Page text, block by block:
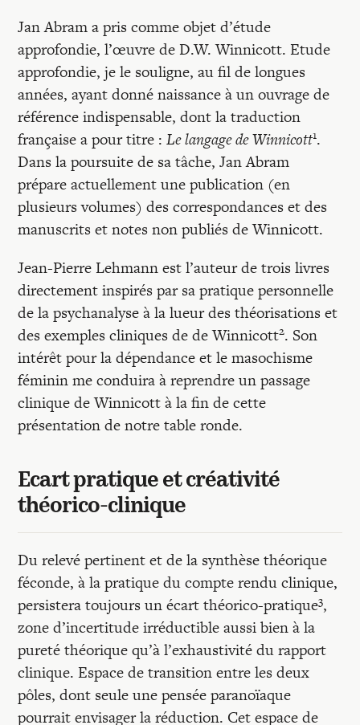
Jan Abram a pris comme objet d’étude
approfondie, l’œuvre de D.W. Winnicott. Etude
approfondie, je le souligne, au fil de longues
années, ayant donné naissance à un ouvrage de
référence indispensable, dont la traduction
française a pour titre :Le langage de Winnicott1.
Dans la poursuite de sa tâche, Jan Abram
prépare actuellement une publication (en
plusieurs volumes) des correspondances et des
manuscrits et notes non publiés de Winnicott.
Jean-Pierre Lehmann est l’auteur de trois livres
directement inspirés par sa pratique personnelle
de la psychanalyse à la lueur des théorisations et
des exemples cliniques de de Winnicott2. Son
intérêt pour la dépendance et le masochisme
féminin me conduira à reprendre un passage
clinique de Winnicott à la fin de cette
présentation de notre table ronde.
Ecart pratique et créativité
théorico-clinique
Du relevé pertinent et de la synthèse théorique
féconde, à la pratique du compte rendu clinique,
persistera toujours un écart théorico-pratique3,
zone d’incertitude irréductible aussi bien à la
pureté théorique qu’à l’exhaustivité du rapport
clinique. Espace de transition entre les deux
pôles, dont seule une pensée paranoïaque
pourrait envisager la réduction. Cet espace de